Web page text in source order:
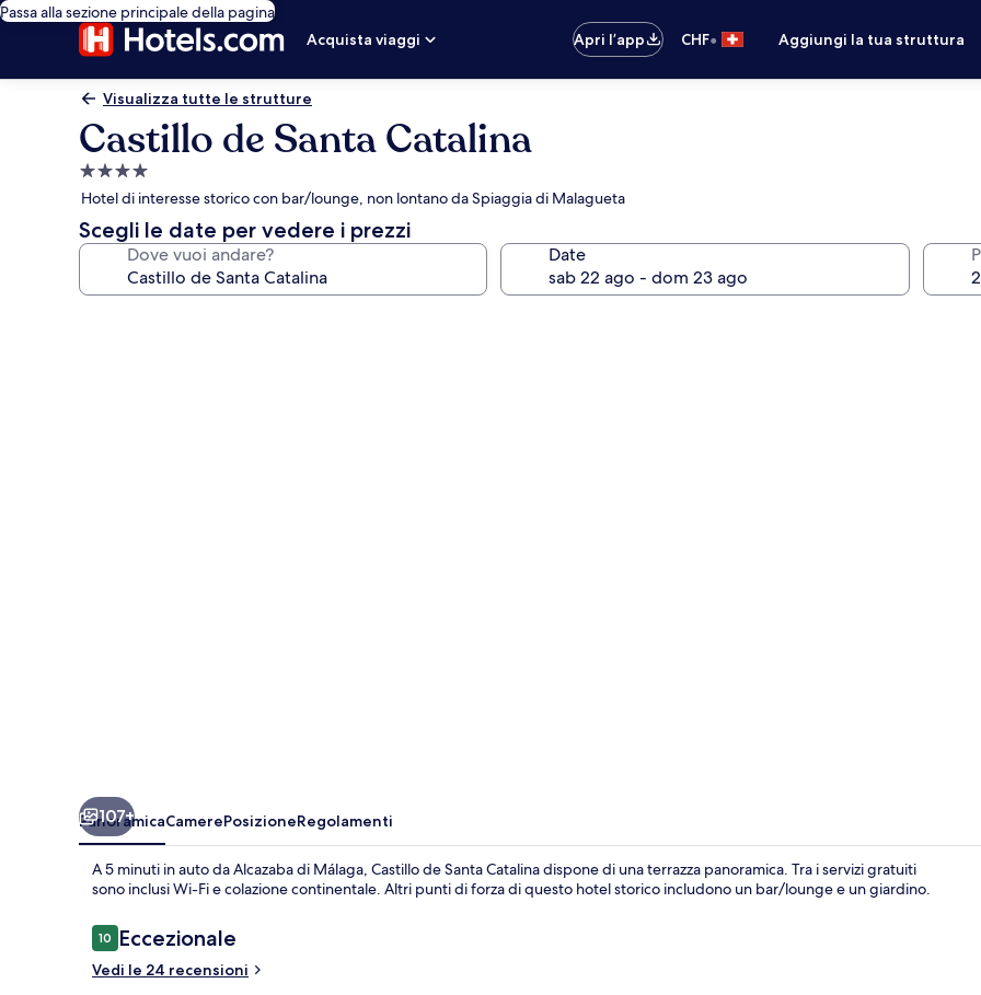
Passa alla sezione principale della pagina
Acquista viaggi
Apri l’app CHF• Aggiungi la tua struttura
Visualizza tutte le strutture
Castillo de Santa Catalina
Struttura
a
4.0
stelle
Hotel di interesse storico con bar/lounge, non lontano da Spiaggia di Malagueta
Scegli le date per vedere i prezzi
Dove vuoi andare? Date
107+
PanoramicaCamerePosizioneRegolamenti
A 5 minuti in auto da Alcazaba di Málaga, Castillo de Santa Catalina dispone di una terrazza panoramica. Tra i servizi gratuiti
sono inclusi Wi-Fi e colazione continentale. Altri punti di forza di questo hotel storico includono un bar/lounge e un giardino.
Recensioni
1010 su 10
Eccezionale
Vedi le 24 recensioni